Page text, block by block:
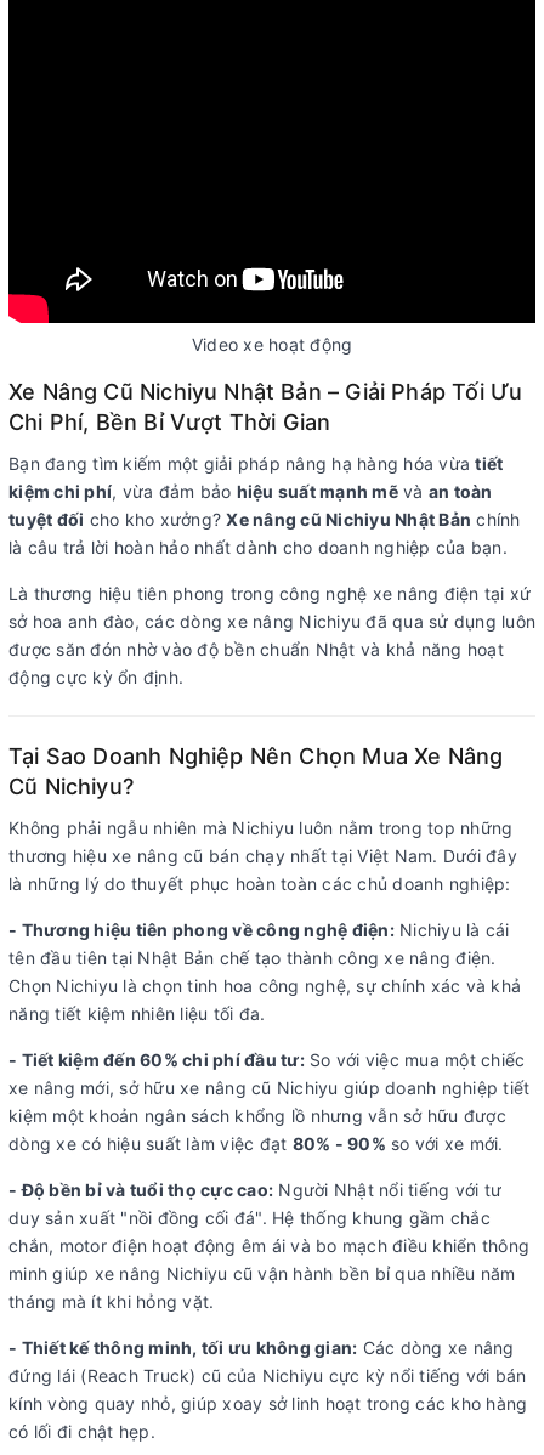
Video xe hoạt động
Xe Nâng Cũ Nichiyu Nhật Bản – Giải Pháp Tối Ưu
Chi Phí, Bền Bỉ Vượt Thời Gian
Bạn đang tìm kiếm một giải pháp nâng hạ hàng hóa vừatiết
kiệm chi phí, vừa đảm bảo hiệu suất mạnh mẽvà an toàn
tuyệt đối cho kho xưởng?Xe nâng cũ Nichiyu Nhật Bản chính
là câu trả lời hoàn hảo nhất dành cho doanh nghiệp của bạn.
Là thương hiệu tiên phong trong công nghệ xe nâng điện tại xứ
sở hoa anh đào, các dòng xe nâng Nichiyu đã qua sử dụng luôn
được săn đón nhờ vào độ bền chuẩn Nhật và khả năng hoạt
động cực kỳ ổn định.
Tại Sao Doanh Nghiệp Nên Chọn Mua Xe Nâng
Cũ Nichiyu?
Không phải ngẫu nhiên mà Nichiyu luôn nằm trong top những
thương hiệu xe nâng cũ bán chạy nhất tại Việt Nam. Dưới đây
là những lý do thuyết phục hoàn toàn các chủ doanh nghiệp:
- Thương hiệu tiên phong về công nghệ điện:Nichiyu là cái
tên đầu tiên tại Nhật Bản chế tạo thành công xe nâng điện.
Chọn Nichiyu là chọn tinh hoa công nghệ, sự chính xác và khả
năng tiết kiệm nhiên liệu tối đa.
- Tiết kiệm đến 60% chi phí đầu tư:So với việc mua một chiếc
xe nâng mới, sở hữu xe nâng cũ Nichiyu giúp doanh nghiệp tiết
kiệm một khoản ngân sách khổng lồ nhưng vẫn sở hữu được
dòng xe có hiệu suất làm việc đạt 80% - 90% so với xe mới.
- Độ bền bỉ và tuổi thọ cực cao: Người Nhật nổi tiếng với tư
duy sản xuất "nồi đồng cối đá". Hệ thống khung gầm chắc
chắn, motor điện hoạt động êm ái và bo mạch điều khiển thông
minh giúp xe nâng Nichiyu cũ vận hành bền bỉ qua nhiều năm
tháng mà ít khi hỏng vặt.
- Thiết kế thông minh, tối ưu không gian: Các dòng xe nâng
đứng lái (Reach Truck) cũ của Nichiyu cực kỳ nổi tiếng với bán
kính vòng quay nhỏ, giúp xoay sở linh hoạt trong các kho hàng
có lối đi chật hẹp.